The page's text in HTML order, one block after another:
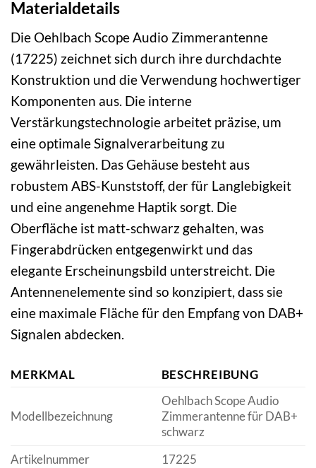
Materialdetails
Die Oehlbach Scope Audio Zimmerantenne
(17225) zeichnet sich durch ihre durchdachte
Konstruktion und die Verwendung hochwertiger
Komponenten aus. Die interne
Verstärkungstechnologie arbeitet präzise, um
eine optimale Signalverarbeitung zu
gewährleisten. Das Gehäuse besteht aus
robustem ABS-Kunststoff, der für Langlebigkeit
und eine angenehme Haptik sorgt. Die
Oberfläche ist matt-schwarz gehalten, was
Fingerabdrücken entgegenwirkt und das
elegante Erscheinungsbild unterstreicht. Die
Antennenelemente sind so konzipiert, dass sie
eine maximale Fläche für den Empfang von DAB+
Signalen abdecken.
MERKMAL BESCHREIBUNG
Modellbezeichnung
Oehlbach Scope Audio
Zimmerantenne für DAB+
schwarz
Artikelnummer
17225